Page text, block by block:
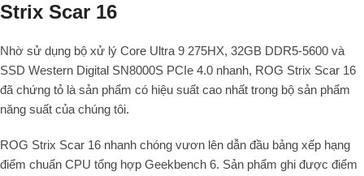
Strix Scar 16
Nhờ sử dụng bộ xử lý Core Ultra 9 275HX, 32GB DDR5-5600 và
SSD Western Digital SN8000S PCIe 4.0 nhanh, ROG Strix Scar 16
đã chứng tỏ là sản phẩm có hiệu suất cao nhất trong bộ sản phẩm
năng suất của chúng tôi.
ROG Strix Scar 16 nhanh chóng vươn lên dẫn đầu bảng xếp hạng
điểm chuẩn CPU tổng hợp Geekbench 6. Sản phẩm ghi được điểm